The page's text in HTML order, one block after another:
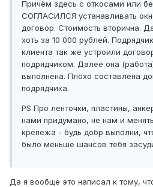
Причём здесь с откосами или
СОГЛАСИЛСЯ устанавливать
договор. Стоимость вторична.
хоть за 10 000 рублей.
клиента так же устроили
подрядчиком. Далее она
выполнена. Плохо составлена
подрядчика.
PS Про ленточки, пластины,
нами придумано, не нам и
крепежа - будь добр выполни,
было меньше шансов тебя
Да я вообще это написал к тому,